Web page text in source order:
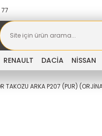
RENAULT DACİA NİSSAN